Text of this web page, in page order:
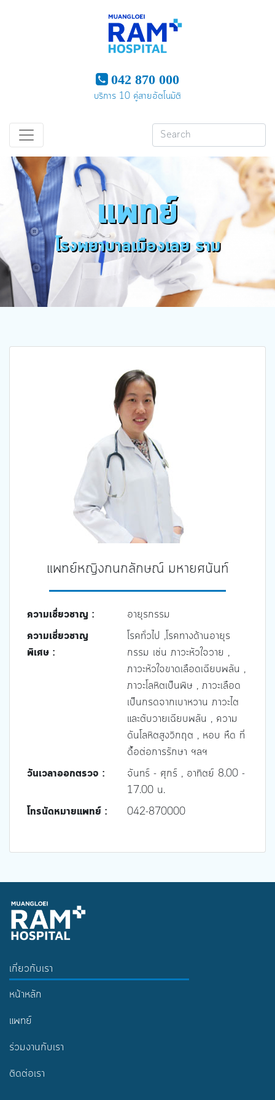
042 870 000
บริการ 10 คู่สายอัตโนมัติ
แพทย์
โรงพยาบาลเมืองเลย ราม
แพทย์หญิงกนกลักษณ์ มหายศนันท์
ความเชื่ยวชาญ :
อายุรกรรม
ความเชี่ยวชาญ
พิเศษ :
โรคทั่วไป ,โรคทางด้านอายุร
กรรม เช่น ภาวะหัวใจวาย ,
ภาวะหัวใจขาดเลือดเฉียบพลัน ,
ภาวะโลหิตเป็นพิษ , ภาวะเลือด
เป็นกรดจากเบาหวาน ภาวะไต
และตับวายเฉียบพลัน , ความ
ดันโลหิตสูงวิกฤต , หอบ หืด ที่
ดื้อต่อการรักษา ฯลฯ
วันเวลาออกตรวจ :
จันทร์ - ศุกร์ , อาทิตย์ 8.00 -
17.00 น.
โทรนัดหมายแพทย์ :
042-870000
เกี่ยวกับเรา
หน้าหลัก
แพทย์
ร่วมงานกับเรา
ติดต่อเรา